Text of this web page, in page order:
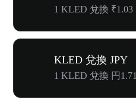
1 KLED 兌換 ₹1.03
KLED 兌換 JPY
1 KLED 兌換 円1.71